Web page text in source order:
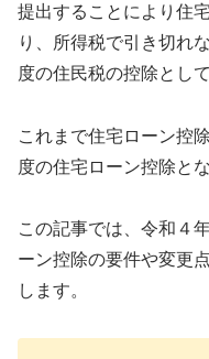
提出することにより住
り、所得税で引き切れ
度の住民税の控除とし
これまで住宅ローン控
度の住宅ローン控除と
この記事では、令和４
ーン控除の要件や変更
します。